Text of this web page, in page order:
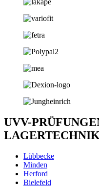
UVV-
Lübbecke
Minden
Herford
Bielefeld